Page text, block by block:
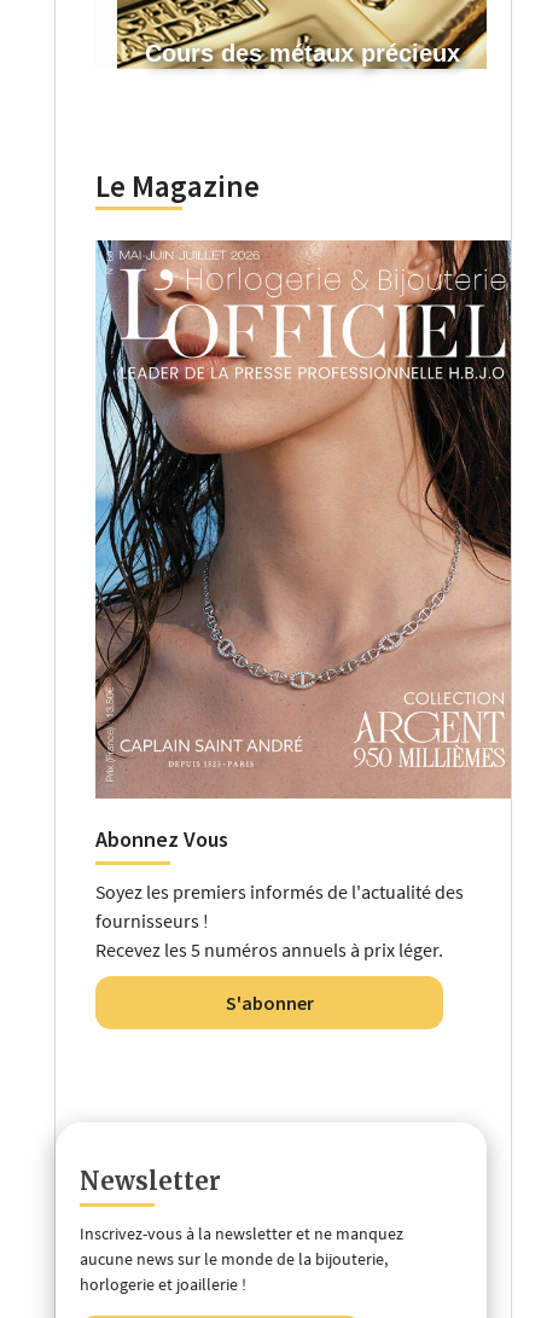
Cours des métaux précieux
Le Magazine
Abonnez Vous
Soyez les premiers informés de l'actualité des
fournisseurs !
Recevez les 5 numéros annuels à prix léger.
S'abonner
Newsletter
Inscrivez-vous à la newsletter et ne manquez
aucune news sur le monde de la bijouterie,
horlogerie et joaillerie !